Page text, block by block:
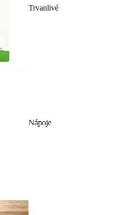
Trvanlivé
Nápoje